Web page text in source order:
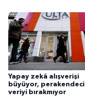
Yapay zekâ alışverişi
büyüyor, perakendeci
veriyi bırakmıyor